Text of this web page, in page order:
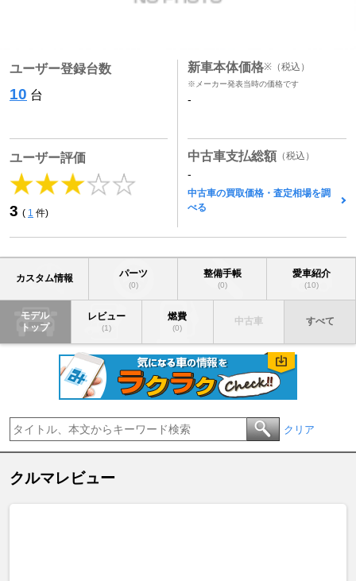
ユーザー登録台数
10 台
ユーザー評価
3 ( 1 件)
新車本体価格※ （税込）
※メーカー発表当時の価格です
-
中古車支払総額 （税込）
-
中古車の買取価格・査定相場を調
べる
カスタム情報 パーツ
(0)
整備手帳
(0)
愛車紹介
(10)
モデル
トップ
レビュー
(1)
燃費
(0)
中古車 すべて
クリア
クルマレビュー